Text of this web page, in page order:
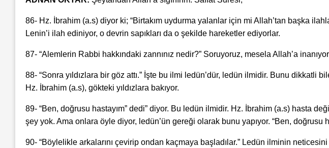
86- Hz. İbrahim (a.s) diyor ki; “Birtakım uydurma yalanlar için mi Allah’tan başka
Lenin’i ilah ediniyor, o devrin sapıkları da o şekilde hareketler ediyorlar.
87- “Alemlerin Rabbi hakkındaki zannınız nedir?” Soruyoruz, mesela Allah’a
88- “Sonra yıldızlara bir göz attı.” İşte bu ilmi ledün’dür, ledün ilmidir. Bunu dikkatli
Hz. İbrahim (a.s), gökteki yıldızlara bakıyor.
89- “Ben, doğrusu hastayım” dedi” diyor. Bu ledün ilmidir. Hz. İbrahim (a.s) hasta
şey yok. Ama onlara öyle diyor, ledün’ün gereği olarak bunu yapıyor. “Ben, doğrusu
90- “Böylelikle arkalarını çevirip ondan kaçmaya başladılar.” Ledün ilminin neticesini